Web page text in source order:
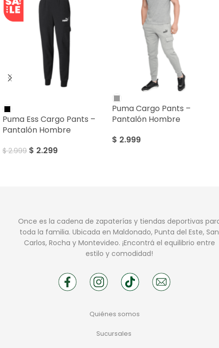
Puma Ess Cargo Pants –
Pantalón Hombre
$2.999 $ 2.299
Puma Cargo Pants –
Pantalón Hombre
$ 2.999
Once es la cadena de zapaterías y tiendas deportivas
toda la familia. Ubicada en Maldonado, Punta del Este, San
Carlos, Rocha y Montevideo. ¡Encontrá el equilibrio entre
estilo y comodidad!
Quiénes somos
Sucursales